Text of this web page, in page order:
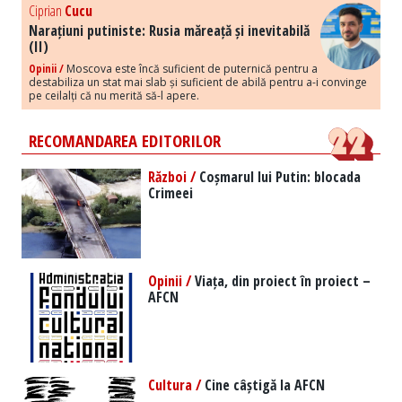
Ciprian Cucu
Narațiuni putiniste: Rusia măreață și inevitabilă
(II)
Opinii / Moscova este încă suficient de puternică pentru a
destabiliza un stat mai slab și suficient de abilă pentru a-i convinge
pe ceilalți că nu merită să-l apere.
RECOMANDAREA EDITORILOR
Război /Coșmarul lui Putin: blocada
Crimeei
Opinii /Viața, din proiect în proiect –
AFCN
Cultura /Cine câștigă la AFCN